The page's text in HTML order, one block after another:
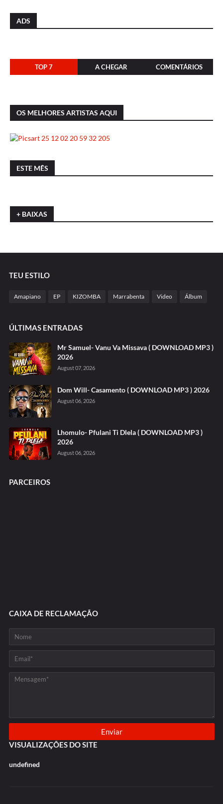
ADS
TOP 7 A CHEGAR COMENTÁRIOS
OS MELHORES ARTISTAS AQUI
ESTE MÊS
+ BAIXAS
TEU ESTILO
Amapiano EP KIZOMBA Marrabenta Video Álbum
ÚLTIMAS ENTRADAS
Mr Samuel- Vanu Va Missava ( DOWNLOAD MP3 )
2026
August 07, 2026
Dom Will- Casamento ( DOWNLOAD MP3 ) 2026
August 06, 2026
Lhomulo- Pfulani Ti Dlela ( DOWNLOAD MP3 )
2026
August 06, 2026
PARCEIROS
CAIXA DE RECLAMAÇÃO
VISUALIZAÇÕES DO SITE
undefned